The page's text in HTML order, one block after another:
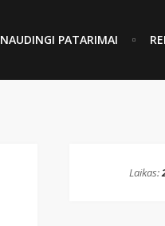
NAUDINGI PATARIMAI
Laikas: